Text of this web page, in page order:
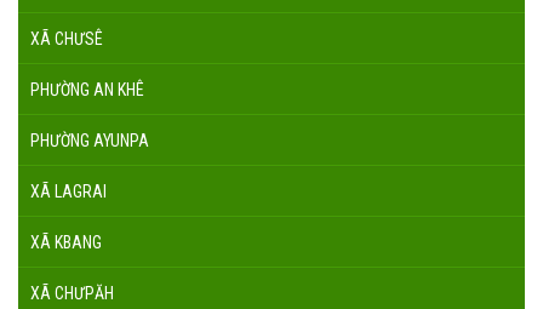
XÃ CHƯSÊ
PHƯỜNG AN KHÊ
PHƯỜNG AYUNPA
XÃ LAGRAI
XÃ KBANG
XÃ CHƯPĂH